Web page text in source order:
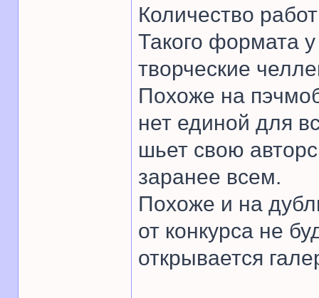
Количество
Такого формата
творческие
Похоже на
нет единой для
шьет свою
заранее всем.
Похоже и на
от конкурса не
открывается